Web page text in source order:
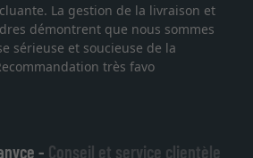
La gestion de la livraison et
démontrent que nous sommes
sérieuse et soucieuse de la
très favo
- Conseil et service clientèle